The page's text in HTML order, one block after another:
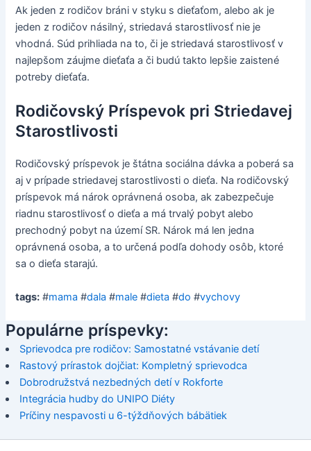
Ak jeden z rodičov bráni v styku s dieťaťom, alebo ak je
jeden z rodičov násilný, striedavá starostlivosť nie je
vhodná. Súd prihliada na to, či je striedavá starostlivosť v
najlepšom záujme dieťaťa a či budú takto lepšie zaistené
potreby dieťaťa.
Rodičovský Príspevok pri Striedavej
Starostlivosti
Rodičovský príspevok je štátna sociálna dávka a poberá sa
aj v prípade striedavej starostlivosti o dieťa. Na rodičovský
príspevok má nárok oprávnená osoba, ak zabezpečuje
riadnu starostlivosť o dieťa a má trvalý pobyt alebo
prechodný pobyt na území SR. Nárok má len jedna
oprávnená osoba, a to určená podľa dohody osôb, ktoré
sa o dieťa starajú.
tags: #mama #dala #male #dieta #do #vychovy
Populárne príspevky:
Sprievodca pre rodičov: Samostatné vstávanie detí
Rastový prírastok dojčiat: Kompletný sprievodca
Dobrodružstvá nezbedných detí v Rokforte
Integrácia hudby do UNIPO Diéty
Príčiny nespavosti u 6-týždňových bábätiek